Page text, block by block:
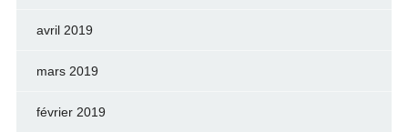
avril 2019
mars 2019
février 2019